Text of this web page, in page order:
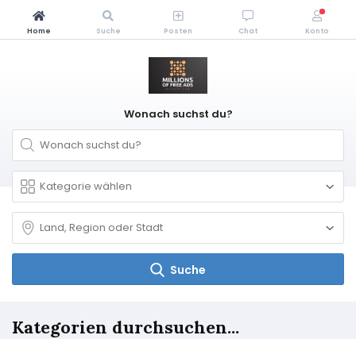
Wonach suchst du?
Suche
Kategorien durchsuchen...
Home Suche Posten Chat Konto